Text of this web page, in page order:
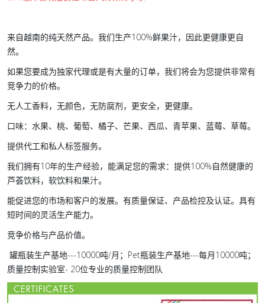
来自越南的纯天然产品。我们生产100%鲜果汁，因此更健康更自
然。
如果您要成为独家代理或是有大量的订单，我们将会为您提供非常有
竞争力的价格。
无人工香料，无颜色，无防腐剂，更安全，更健康。
口味：水果、桃、葡萄、橘子、芒果、西瓜、青苹果、蓝莓、草莓。
提供代工和私人标签服务。
我们拥有10年的生产经验，能满足您的需求：提供100%自然健康的
芦荟饮料，软饮料和果汁。
能促进您的市场和客户的发展。有质量保证、产品检控及认证。具有
短时间的灵活生产能力。
竞争价格与产品价值。
罐瓶装生产基地---10000吨/月；Pet瓶装生产基地---每月10000吨；
质量控制实验室- 20位专业的质量控制团队